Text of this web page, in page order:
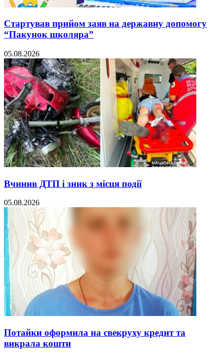
Стартував прийом заяв на державну допомогу
“Пакунок школяра”
05.08.2026
Вчинив ДТП і зник з місця події
05.08.2026
Потайки оформила на свекруху кредит та
викрала кошти